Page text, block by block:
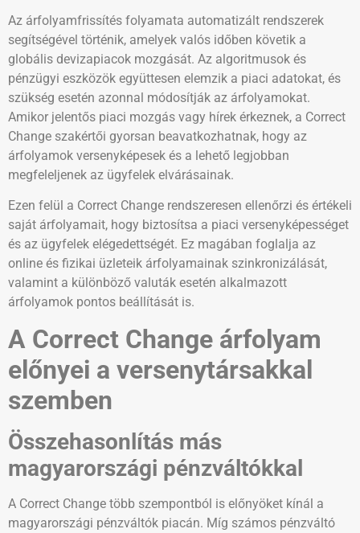
Az árfolyamfrissítés folyamata automatizált rendszerek
segítségével történik, amelyek valós időben követik a
globális devizapiacok mozgását. Az algoritmusok és
pénzügyi eszközök együttesen elemzik a piaci adatokat, és
szükség esetén azonnal módosítják az árfolyamokat.
Amikor jelentős piaci mozgás vagy hírek érkeznek, a Correct
Change szakértői gyorsan beavatkozhatnak, hogy az
árfolyamok versenyképesek és a lehető legjobban
megfeleljenek az ügyfelek elvárásainak.
Ezen felül a Correct Change rendszeresen ellenőrzi és értékeli
saját árfolyamait, hogy biztosítsa a piaci versenyképességet
és az ügyfelek elégedettségét. Ez magában foglalja az
online és fizikai üzleteik árfolyamainak szinkronizálását,
valamint a különböző valuták esetén alkalmazott
árfolyamok pontos beállítását is.
A Correct Change árfolyam
előnyei a versenytársakkal
szemben
Összehasonlítás más
magyarországi pénzváltókkal
A Correct Change több szempontból is előnyöket kínál a
magyarországi pénzváltók piacán. Míg számos pénzváltó